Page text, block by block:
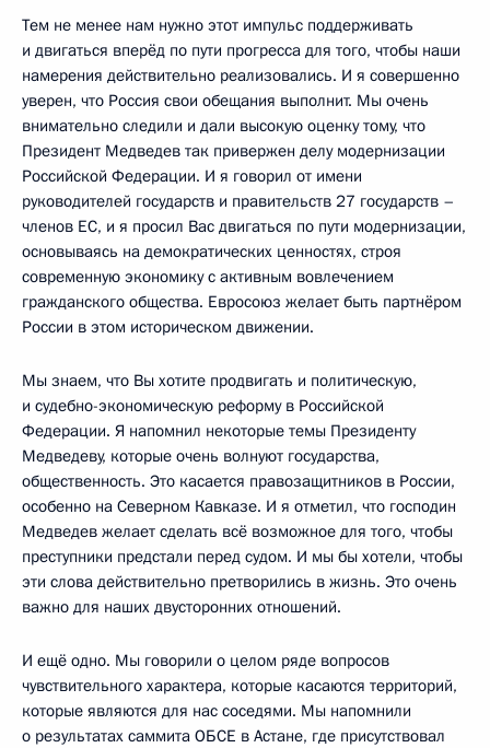
Тем не менее нам нужно этот импульс поддерживать
и двигаться вперёд по пути прогресса для того, чтобы наши
намерения действительно реализовались. И я совершенно
уверен, что Россия свои обещания выполнит. Мы очень
внимательно следили и дали высокую оценку тому, что
Президент Медведев так привержен делу модернизации
Российской Федерации. И я говорил от имени
руководителей государств и правительств 27 государств –
членов ЕС, и я просил Вас двигаться по пути модернизации,
основываясь на демократических ценностях, строя
современную экономику с активным вовлечением
гражданского общества. Евросоюз желает быть партнёром
России в этом историческом движении.
Мы знаем, что Вы хотите продвигать и политическую,
и судебно-экономическую реформу в Российской
Федерации. Я напомнил некоторые темы Президенту
Медведеву, которые очень волнуют государства,
общественность. Это касается правозащитников в России,
особенно на Северном Кавказе. И я отметил, что господин
Медведев желает сделать всё возможное для того, чтобы
преступники предстали перед судом. И мы бы хотели, чтобы
эти слова действительно претворились в жизнь. Это очень
важно для наших двусторонних отношений.
И ещё одно. Мы говорили о целом ряде вопросов
чувствительного характера, которые касаются территорий,
которые являются для нас соседями. Мы напомнили
о результатах саммита ОБСЕ в Астане, где присутствовал